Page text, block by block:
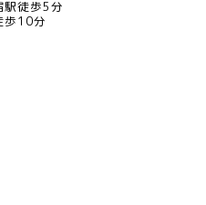
駅徒歩5分
歩10分